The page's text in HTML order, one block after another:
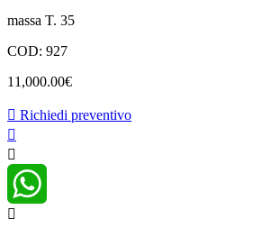
massa T. 35
COD: 927
11,000.00€
Richiedi preventivo
WhatsApp